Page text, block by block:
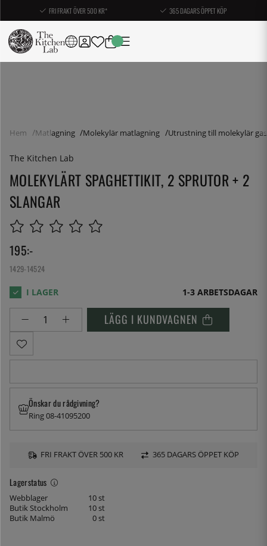
FRI FRAKT ÖVER 500 KR* 365 DAGARS ÖPPET KÖP
Hem Matlagning Molekylär matlagning Utrustning till molekylär
The Kitchen Lab
MOLEKYLÄRT SPAGHETTIKIT, 2 SPRUTOR + 2
SLANGAR
195:-
1429-14524
1-3 ARBETSDAGAR
LÄGG I KUNDVAGNEN
Lagerstatus
Webblager
10 st
Butik Stockholm
10 st
Butik Malmö
0 st
Önskar du rådgivning?
Ring 08-41095200
FRI FRAKT ÖVER 500 KR 365 DAGARS ÖPPET KÖP